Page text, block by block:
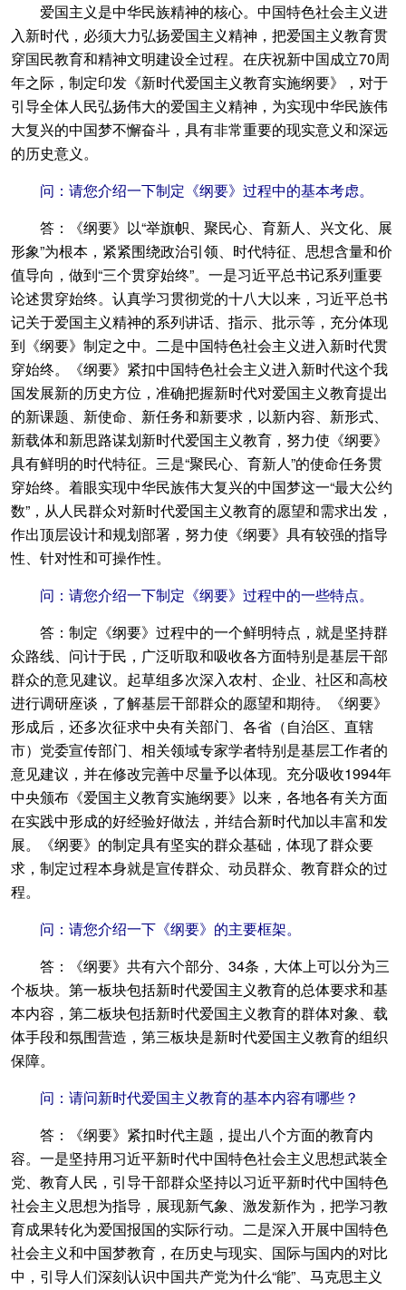
爱国主义是中华民族精神的核心。中国特色社会主义进
入新时代，必须大力弘扬爱国主义精神，把爱国主义教育贯
穿国民教育和精神文明建设全过程。在庆祝新中国成立70周
年之际，制定印发《新时代爱国主义教育实施纲要》，对于
引导全体人民弘扬伟大的爱国主义精神，为实现中华民族伟
大复兴的中国梦不懈奋斗，具有非常重要的现实意义和深远
的历史意义。
问：请您介绍一下制定《纲要》过程中的基本考虑。
答：《纲要》以“举旗帜、聚民心、育新人、兴文化、展
形象”为根本，紧紧围绕政治引领、时代特征、思想含量和价
值导向，做到“三个贯穿始终”。一是习近平总书记系列重要
论述贯穿始终。认真学习贯彻党的十八大以来，习近平总书
记关于爱国主义精神的系列讲话、指示、批示等，充分体现
到《纲要》制定之中。二是中国特色社会主义进入新时代贯
穿始终。《纲要》紧扣中国特色社会主义进入新时代这个我
国发展新的历史方位，准确把握新时代对爱国主义教育提出
的新课题、新使命、新任务和新要求，以新内容、新形式、
新载体和新思路谋划新时代爱国主义教育，努力使《纲要》
具有鲜明的时代特征。三是“聚民心、育新人”的使命任务贯
穿始终。着眼实现中华民族伟大复兴的中国梦这一“最大公约
数”，从人民群众对新时代爱国主义教育的愿望和需求出发，
作出顶层设计和规划部署，努力使《纲要》具有较强的指导
性、针对性和可操作性。
问：请您介绍一下制定《纲要》过程中的一些特点。
答：制定《纲要》过程中的一个鲜明特点，就是坚持群
众路线、问计于民，广泛听取和吸收各方面特别是基层干部
群众的意见建议。起草组多次深入农村、企业、社区和高校
进行调研座谈，了解基层干部群众的愿望和期待。《纲要》
形成后，还多次征求中央有关部门、各省（自治区、直辖
市）党委宣传部门、相关领域专家学者特别是基层工作者的
意见建议，并在修改完善中尽量予以体现。充分吸收1994年
中央颁布《爱国主义教育实施纲要》以来，各地各有关方面
在实践中形成的好经验好做法，并结合新时代加以丰富和发
展。《纲要》的制定具有坚实的群众基础，体现了群众要
求，制定过程本身就是宣传群众、动员群众、教育群众的过
程。
问：请您介绍一下《纲要》的主要框架。
答：《纲要》共有六个部分、34条，大体上可以分为三
个板块。第一板块包括新时代爱国主义教育的总体要求和基
本内容，第二板块包括新时代爱国主义教育的群体对象、载
体手段和氛围营造，第三板块是新时代爱国主义教育的组织
保障。
问：请问新时代爱国主义教育的基本内容有哪些？
答：《纲要》紧扣时代主题，提出八个方面的教育内
容。一是坚持用习近平新时代中国特色社会主义思想武装全
党、教育人民，引导干部群众坚持以习近平新时代中国特色
社会主义思想为指导，展现新气象、激发新作为，把学习教
育成果转化为爱国报国的实际行动。二是深入开展中国特色
社会主义和中国梦教育，在历史与现实、国际与国内的对比
中，引导人们深刻认识中国共产党为什么“能”、马克思主义